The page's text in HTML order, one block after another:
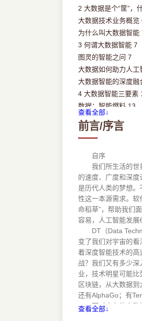
2 大数据是个“筐”，
大数据技术业务概览
为什么叫大数据智能
3 何谓大数据智能 7
图灵的智能之问 7
大数据如何助力人工
大数据智能的深度融
4 大数据智能三要素
数据：智能燃料 13
算法：智能引擎 14
算力：智能加速 15
DT技术新解 16
强者越强，弱者越弱
挑战才刚刚开始 19
第2章 多维度解构大
1 “四位一体”看大数
大数据智能技术的四
云计算的支撑地位 24
2 大数据智能产业链
百家争鸣的DT生态
开源的巨大推动力 29
3 大数据智能的关键
大数据智能总体应用
大数据智能的基础支
大数据智能应用流程
查看全部↓
前言/序言
自序
我们所生活的世界
的速度、广度和深
是历代人类的梦想
性这一本源需求。软
命稻草”，帮助我们
容易，人工智能发
DT（Data
变了我们对宇宙的
着深度智能技术的高
战？我们又有多少
业，技术明星可能
区块链，从大数据
还有AlphaGo；有
面对庞杂的大数据
查看全部↓